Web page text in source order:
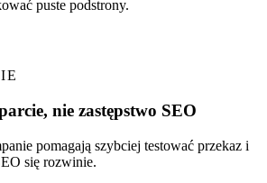
puste podstrony.
nie zastępstwo SEO
pomagają szybciej testować przekaz i
się rozwinie.